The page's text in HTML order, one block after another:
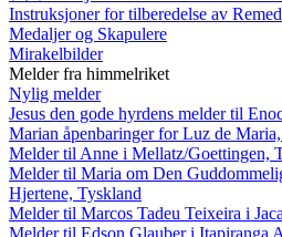
Instruksjoner for tilberedelse av
Medaljer og Skapulere
Mirakelbilder
Melder fra himmelriket
Nylig melder
Jesus den gode hyrdens melder til
Marian åpenbaringer for Luz de
Melder til Anne i Mellatz/Goettingen,
Melder til Maria om Den
Hjertene, Tyskland
Melder til Marcos Tadeu Teixeira i
Melder til Edson Glauber i Itapiranga